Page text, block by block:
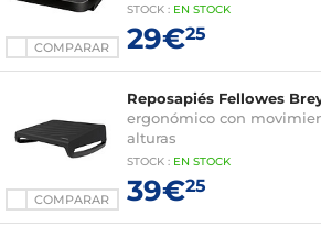
COMPARAR
STOCK : EN STOCK
29€25
COMPARAR
Reposapiés Fellowes
ergonómico con
alturas
STOCK : EN STOCK
39€25